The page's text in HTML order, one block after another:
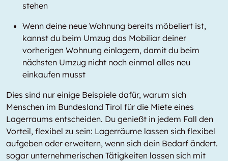
stehen
Wenn deine neue Wohnung bereits möbeliert ist,
kannst du beim Umzug das Mobiliar deiner
vorherigen Wohnung einlagern, damit du beim
nächsten Umzug nicht noch einmal alles neu
einkaufen musst
Dies sind nur einige Beispiele dafür, warum sich
Menschen im Bundesland Tirol für die Miete eines
Lagerraums entscheiden. Du genießt in jedem Fall den
Vorteil, flexibel zu sein: Lagerräume lassen sich flexibel
aufgeben oder erweitern, wenn sich dein Bedarf ändert.
sogar unternehmerischen Tätigkeiten lassen sich mit